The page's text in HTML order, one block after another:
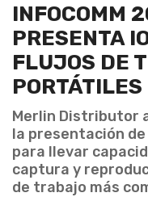
INFOCOMM
PRESENTA
FLUJOS DE
PORTÁTILES
Merlin Distributor
la presentación
para llevar
captura y
de trabajo más